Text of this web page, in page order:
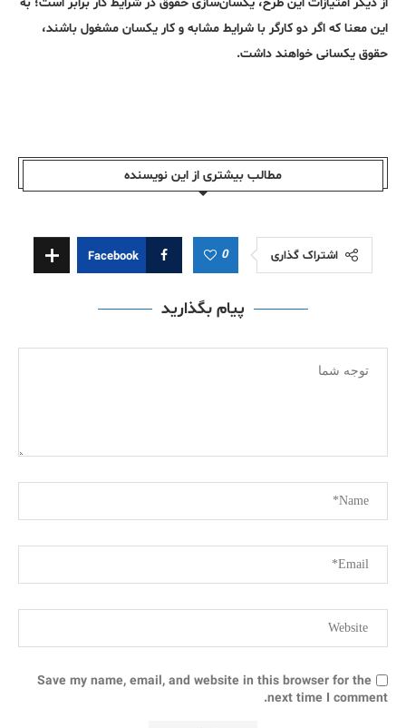
این معنا که اگر دو کارگر با شرایط مشابه و کار یکسان مشغول باشند،
حقوق یکسانی خواهند داشت.
مطالب بیشتری از این نویسندە
اشتراک گذاری 0
Facebook
پیام بگذارید
Save my name, email, and website in this browser for the
next time I comment.